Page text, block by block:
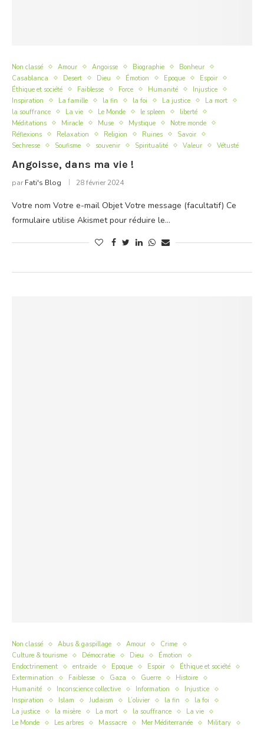
Non classé Amour Angoisse Biographie
Bonheur
Casablanca
Desert Dieu Émotion Epoque
Espoir
Éthique et société
Faiblesse Force Humanité
Injustice
Inspiration
La famille la fin la foi La justice
La mort
la souffrance
La vie Le Monde le spleen
liberté
Méditations
Miracle Muse Mystique
Notre monde
Réflexions
Relaxation Religion Ruines
Savoir
Sechresse
Soufisme souvenir Spiritualité Valeur Vétusté
Angoisse, dans ma vie !
par Fati's Blog 28 février 2024
Votre nom Votre e-mail Objet Votre message (facultatif) Ce
formulaire utilise Akismet pour réduire le…
Non classé Abus & gaspillage Amour
Crime
Culture & tourisme
Démocratie Dieu
Émotion
Endoctrinement
entraide Epoque Espoir
Éthique et société
Extermination
Faiblesse Gaza Guerre
Histoire
Humanité
Inconscience collective Information
Injustice
Inspiration
Islam Judaism L’olivier la fin
la foi
La justice
la misère La mort la souffrance
La vie
Le Monde
Les arbres Massacre Mer Méditerranée
Military